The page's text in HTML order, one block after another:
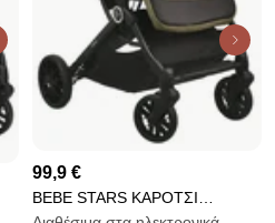
99,9 €
BEBE STARS ΚΑΡΟΤΣΙ